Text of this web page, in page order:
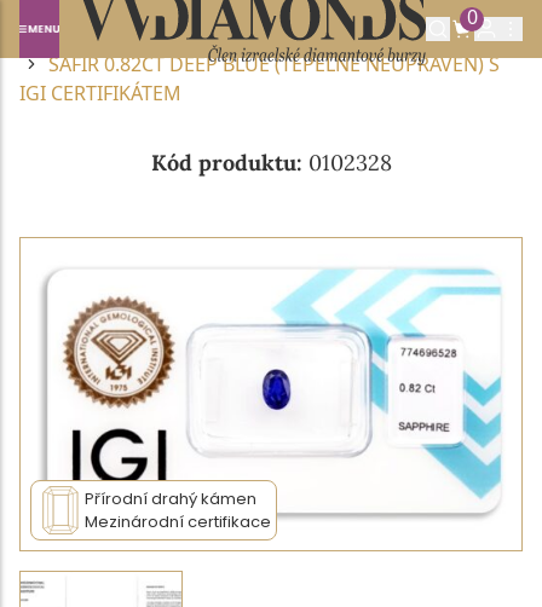
0
Domů DRAHOKAMY A POLODRAHOKAMY
SAFÍR
SAFÍR 0.82CT DEEP BLUE (TEPELNĚ NEUPRAVEN) S
IGI CERTIFIKÁTEM
Kód produktu: 0102328
Přírodní drahý kámen
Mezinárodní certifikace